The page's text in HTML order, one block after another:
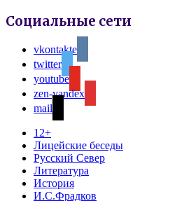
Социальные сети
vkontakte
twitter
youtube
zen-yandex
mail
12+
Лицейские беседы
Русский Север
Литература
История
И.С.Фрадков